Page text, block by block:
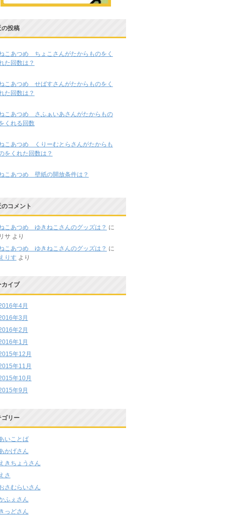
の投稿
こあつめ ちょこさんがたからものをく
た回数は？
こあつめ せばすさんがたからものをく
た回数は？
こあつめ さふぁいあさんがたからもの
くれる回数
こあつめ くりーむとらさんがたからも
をくれた回数は？
こあつめ 壁紙の開放条件は？
のコメント
こあつめ ゆきねこさんのグッズは？ に
サより
こあつめ ゆきねこさんのグッズは？ に
りす より
カイブ
年4月
年3月
年2月
年1月
年12月
年11月
年10月
年9月
ゴリー
いことば
かげさん
きちょうさん
さ
さむらいさん
ふぇさん
っどさん